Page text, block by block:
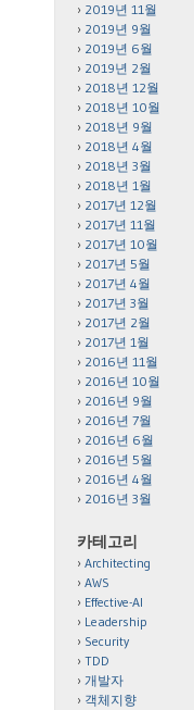
2019년 11월
2019년 9월
2019년 6월
2019년 2월
2018년 12월
2018년 10월
2018년 9월
2018년 4월
2018년 3월
2018년 1월
2017년 12월
2017년 11월
2017년 10월
2017년 5월
2017년 4월
2017년 3월
2017년 2월
2017년 1월
2016년 11월
2016년 10월
2016년 9월
2016년 7월
2016년 6월
2016년 5월
2016년 4월
2016년 3월
카테고리
Architecting
AWS
Effective-AI
Leadership
Security
TDD
개발자
객체지향